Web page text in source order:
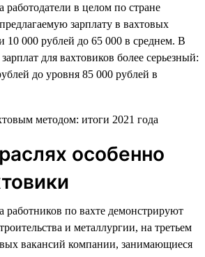
работодатели в целом по стране
зарплату в вахтовых
10 000 рублей до 65 000 в среднем. В
для вахтовиков более серьезный:
до уровня 85 000 рублей в
особенно
по вахте демонстрируют
и металлургии, на третьем
вакансий компании, занимающиеся